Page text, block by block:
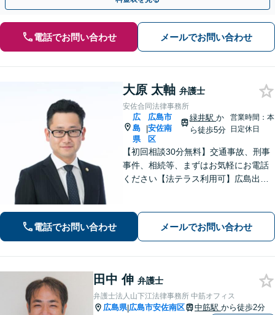
電話でお問い合わせ メールでお問い合わせ
大原 太軸 弁護士
安佐合同法律事務所
広
島
県
|
広島市
安佐南
区
緑井駅 か
ら徒歩5分
営業時間：本
日定休日
【初回相談30分無料】交通事故、刑事
事件、相続等、まずはお気軽にお電話
ください【法テラス利用可】広島出
談者さまのお悩みを丁寧にヒアリング
し、徹底的に問題解決へあたります！
電話でお問い合わせ メールでお問い合わせ
田中 伸 弁護士
弁護士法人山下江法律事務所 中筋オフィス
広島県|広島市安佐南区 中筋駅 から徒歩2分